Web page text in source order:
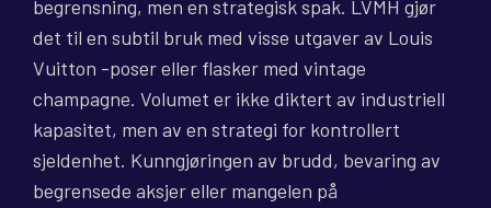
begrensning, men en strategisk spak. LVMH gjør
det til en subtil bruk med visse utgaver av Louis
Vuitton -poser eller flasker med vintage
champagne. Volumet er ikke diktert av industriell
kapasitet, men av en strategi for kontrollert
sjeldenhet. Kunngjøringen av brudd, bevaring av
begrensede aksjer eller mangelen på